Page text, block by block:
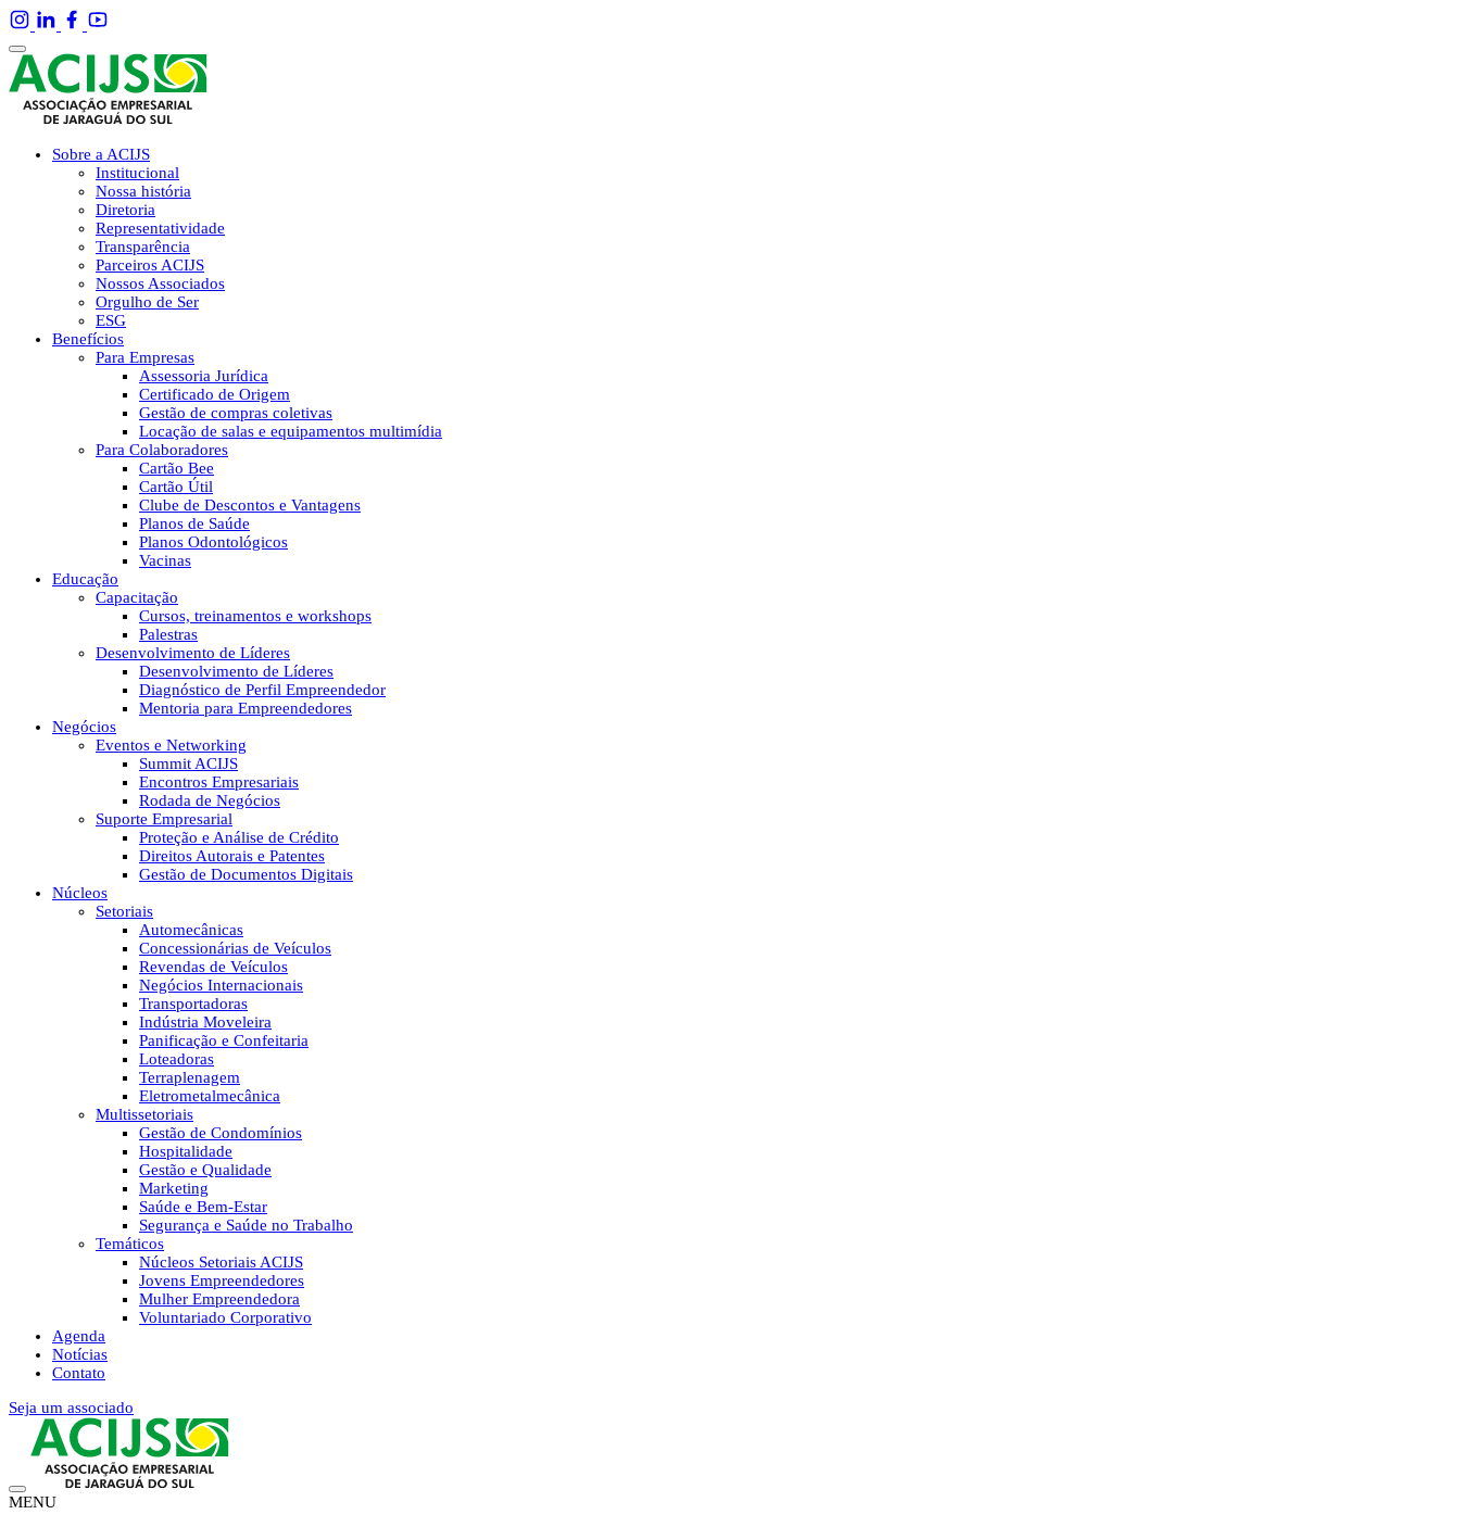
Sobre a ACIJS
Institucional
Nossa história
Diretoria
Representatividade
Transparência
Parceiros ACIJS
Nossos Associados
Orgulho de Ser
ESG
Benefícios
Para Empresas
Assessoria Jurídica
Certificado de Origem
Gestão de compras coletivas
Locação de salas e equipamentos multimídia
Para Colaboradores
Cartão Bee
Cartão Útil
Clube de Descontos e Vantagens
Planos de Saúde
Planos Odontológicos
Vacinas
Educação
Capacitação
Cursos, treinamentos e workshops
Palestras
Desenvolvimento de Líderes
Desenvolvimento de Líderes
Diagnóstico de Perfil Empreendedor
Mentoria para Empreendedores
Negócios
Eventos e Networking
Summit ACIJS
Encontros Empresariais
Rodada de Negócios
Suporte Empresarial
Proteção e Análise de Crédito
Direitos Autorais e Patentes
Gestão de Documentos Digitais
Núcleos
Setoriais
Automecânicas
Concessionárias de Veículos
Revendas de Veículos
Negócios Internacionais
Transportadoras
Indústria Moveleira
Panificação e Confeitaria
Loteadoras
Terraplenagem
Eletrometalmecânica
Multissetoriais
Gestão de Condomínios
Hospitalidade
Gestão e Qualidade
Marketing
Saúde e Bem-Estar
Segurança e Saúde no Trabalho
Temáticos
Núcleos Setoriais ACIJS
Jovens Empreendedores
Mulher Empreendedora
Voluntariado Corporativo
Agenda
Notícias
Contato
Seja um associado
MENU